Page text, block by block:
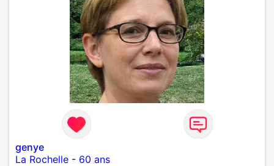
genye
La Rochelle - 60 ans